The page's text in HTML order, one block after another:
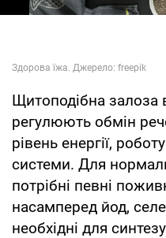
Щитоподібна залоза
регулюють обмін
рівень енергії,
системи. Для
потрібні певні
насамперед йод,
необхідні для